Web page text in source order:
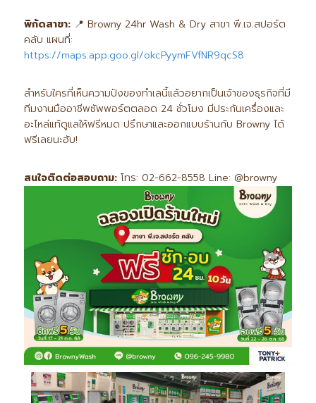
พิกัดสาขา: 📍 Browny 24hr Wash & Dry สาขา พี.เจ.สปอร์ต
คลับ แผนที่:
https://maps.app.goo.gl/okcPyymFVfNR9qcS8
สำหรับใครที่เห็นความปังของทำเลนี้แล้วอยากเป็นเจ้าของธุรกิจที่มี
ทีมงานมืออาชีพซัพพอร์ตตลอด 24 ชั่วโมง มีประกันเครื่องและ
อะไหล่แท้ดูแลให้ฟรีหมด ปรึกษาและออกแบบร้านกับ Browny ได้
ฟรีเลยนะฮับ!
สนใจติดต่อสอบถาม: โทร: 02-662-8558 Line: @browny